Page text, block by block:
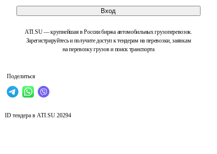
Вход
ATI.SU — крупнейшая в России биржа автомобильных грузоперевозок.
Зарегистрируйтесь и получите доступ к тендерам на перевозки, заявкам
на перевозку грузов и поиск транспорта
Поделиться
ID тендера в ATI.SU 20294